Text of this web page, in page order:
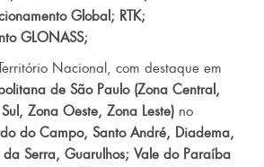
Global; RTK;
GLONASS;
Nacional, com destaque em
de São Paulo (Zona Central,
Zona Oeste, Zona Leste) no
do Campo, Santo André, Diadema,
Serra, Guarulhos; Vale do Paraíba